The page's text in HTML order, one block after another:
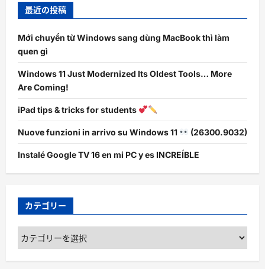
最近の投稿
Mới chuyển từ Windows sang dùng MacBook thì làm
quen gì
Windows 11 Just Modernized Its Oldest Tools… More
Are Coming!
iPad tips & tricks for students
Nuove funzioni in arrivo su Windows 11 (26300.9032)
Instalé Google TV 16 en mi PC y es INCREÍBLE
カテゴリー
カ
テ
ゴ